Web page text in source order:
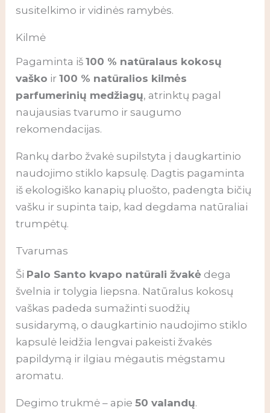
susitelkimo ir vidinės ramybės.
Kilmė
Pagaminta iš100 % natūralaus kokosų
vaško ir100 % natūralios kilmės
parfumerinių medžiagų, atrinktų pagal
naujausias tvarumo ir saugumo
rekomendacijas.
Rankų darbo žvakė supilstyta į daugkartinio
naudojimo stiklo kapsulę. Dagtis pagaminta
iš ekologiško kanapių pluošto, padengta bičių
vašku ir supinta taip, kad degdama natūraliai
trumpėtų.
Tvarumas
Ši Palo Santo kvapo natūrali žvakė dega
švelnia ir tolygia liepsna. Natūralus kokosų
vaškas padeda sumažinti suodžių
susidarymą, o daugkartinio naudojimo stiklo
kapsulė leidžia lengvai pakeisti žvakės
papildymą ir ilgiau mėgautis mėgstamu
aromatu.
Degimo trukmė – apie50 valandų.